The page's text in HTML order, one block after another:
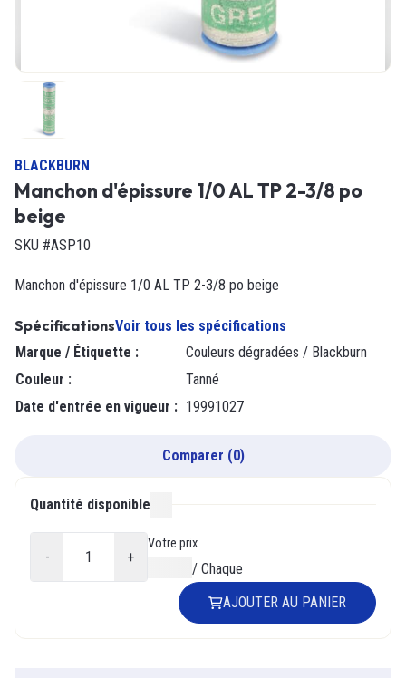
BLACKBURN
Manchon d'épissure 1/0 AL TP 2-3/8 po
beige
SKU #ASP10
Manchon d'épissure 1/0 AL TP 2-3/8 po beige
SpécificationsVoir tous les spécifications
Marque / Étiquette :
Couleurs dégradées / Blackburn
Couleur :
Tanné
Date d'entrée en vigueur : 19991027
Comparer (0)
Quantité disponible
- +
Votre prix
/ Chaque
AJOUTER AU PANIER